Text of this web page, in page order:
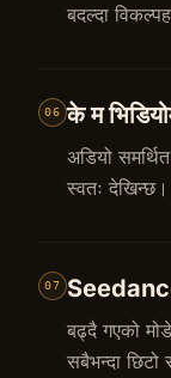
बदल्दा
06 के म
अडियो
स्वतः देखिन्छ।
07
बढ्दै गएको
सबैभन्दा